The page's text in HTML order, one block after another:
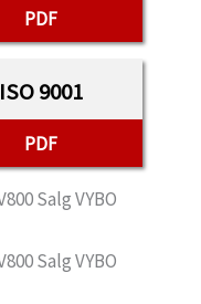
PDF
ISO 9001
PDF